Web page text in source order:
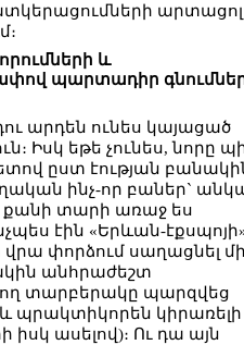
և
պարտադիր
արդեն ունես կայացած
Իսկ եթե չունես, նորը
ըստ էության
ինչ-որ բաներ`
քանի տարի առաջ ես
էին «Երևան-
փորձում սաղացնել
անհրաժեշտ
տարբերակը պարզվեց
պրակտիկորեն կիրառելի
իսկ ասելով)։ Ու դա այն